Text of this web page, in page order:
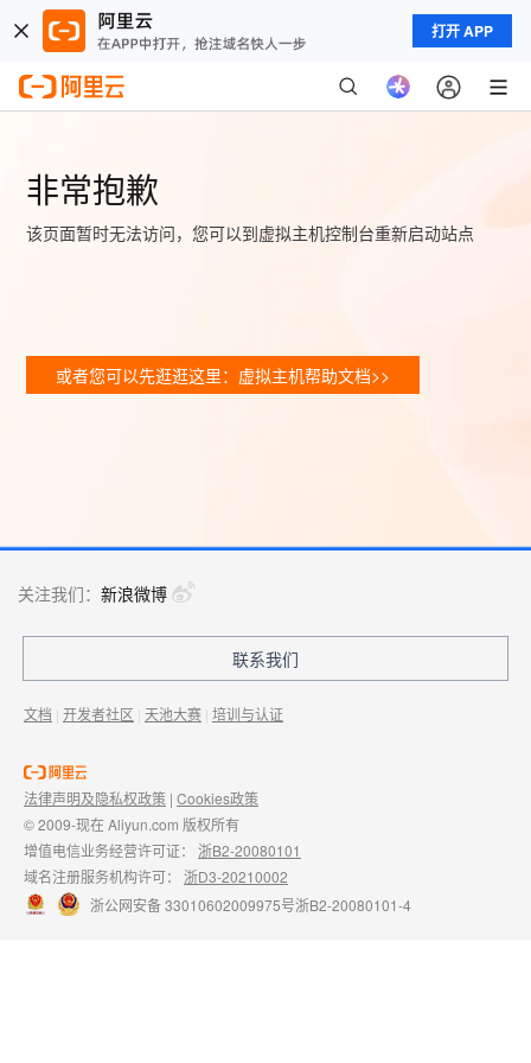
打开 APP
非常抱歉
该页面暂时无法访问，您可以到虚拟主机控制台重新启动站点
或者您可以先逛逛这里：虚拟主机帮助文档>>